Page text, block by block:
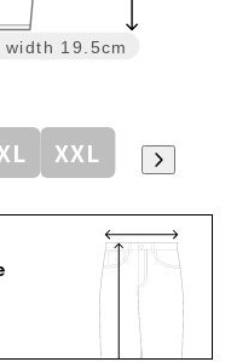
width 19.5cm
XXL